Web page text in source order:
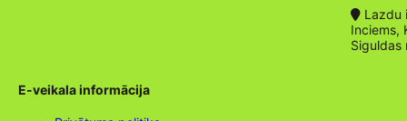
Lazdu
Inciems,
Siguldas
E-veikala informācija